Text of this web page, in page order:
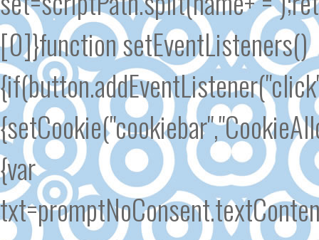
[0]}function setEventListeners()
{var